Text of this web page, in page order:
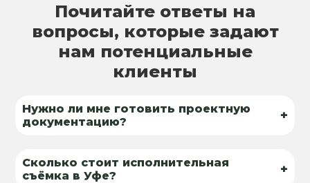
Почитайте ответы на
вопросы, которые задают
нам потенциальные
клиенты
Нужно ли мне готовить проектную
документацию?
+
Сколько стоит исполнительная
съёмка в Уфе?
+